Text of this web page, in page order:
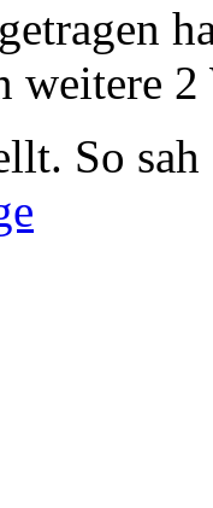
weitere
So